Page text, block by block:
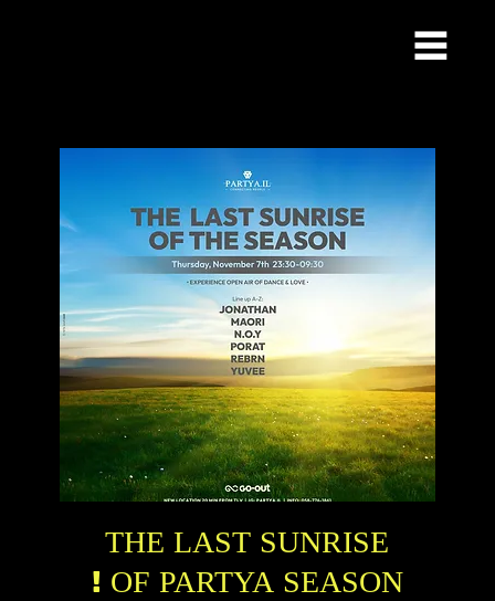
THE LAST SUNRISE
OF PARTYA SEASON !